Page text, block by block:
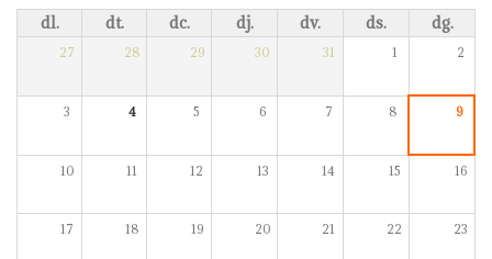
dl. dt. dc. dj. dv. ds. dg.
27 28 29 30 31 1 2
3 4 5 6 7 8 9
10 11 12 13 14 15 16
17 18 19 20 21 22 23